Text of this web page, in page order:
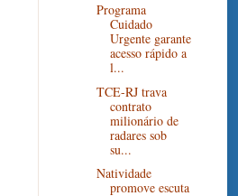
Programa
Cuidado
Urgente garante
acesso rápido a
l...
TCE-RJ trava
contrato
milionário de
radares sob
su...
Natividade
promove escuta